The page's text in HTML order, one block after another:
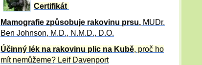
Certifikát
Mamografie způsobuje rakovinu prsu, MUDr.
Ben Johnson, M.D., N.M.D., D.O.
Účinný lék na rakovinu plic na Kubě, proč ho
mít nemůžeme? Leif Davenport